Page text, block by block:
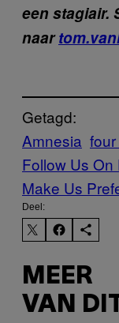
een stagiair.
naar
Getagd:
Amnesia
Follow Us
Make Us
Deel:
MEER
VAN